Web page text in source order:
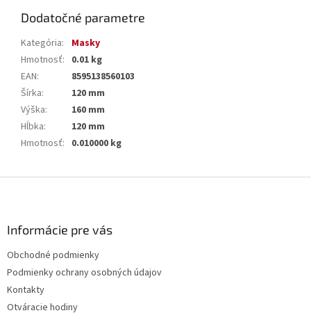
Dodatočné parametre
Kategória:
Masky
Hmotnosť: 0.01 kg
EAN:
8595138560103
Šírka:
120 mm
Výška:
160 mm
Hĺbka:
120 mm
Hmotnosť: 0.010000 kg
Informácie pre vás
Obchodné podmienky
Podmienky ochrany osobných údajov
Kontakty
Otváracie hodiny